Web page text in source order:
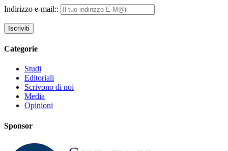
Indirizzo e-mail::
Categorie
Studi
Editoriali
Scrivono di noi
Media
Opinioni
Sponsor